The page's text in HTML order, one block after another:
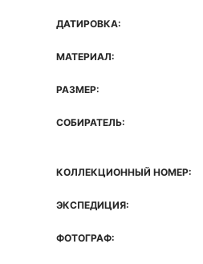
ДАТИРОВКА:
МАТЕРИАЛ:
РАЗМЕР:
СОБИРАТЕЛЬ:
КОЛЛЕКЦИОННЫЙ НОМЕР:
ЭКСПЕДИЦИЯ:
ФОТОГРАФ: